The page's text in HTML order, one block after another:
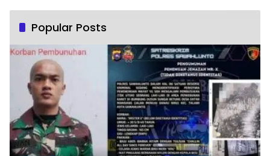
Popular Posts